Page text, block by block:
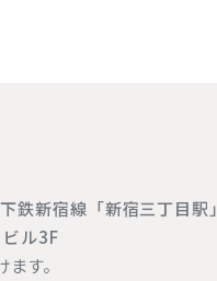
鉄新宿線「新宿三丁目駅」
ル3F
す。